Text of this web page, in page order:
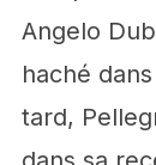
Angelo
haché
tard,